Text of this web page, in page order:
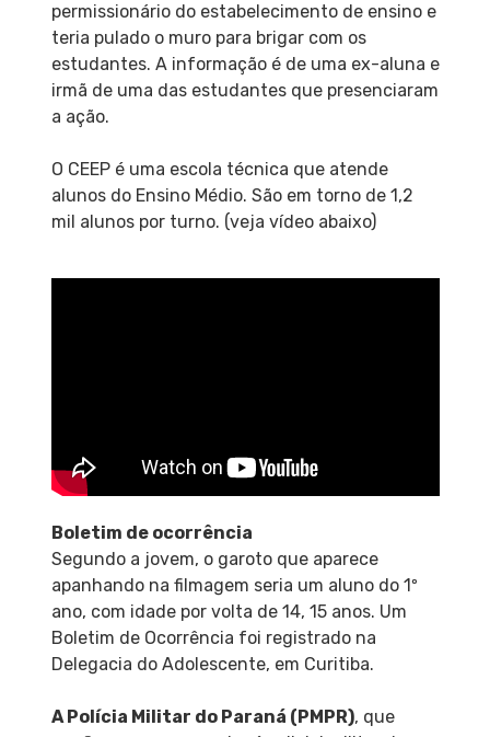
permissionário do estabelecimento de ensino e
teria pulado o muro para brigar com os
estudantes. A informação é de uma ex-aluna e
irmã de uma das estudantes que presenciaram
a ação.
O CEEP é uma escola técnica que atende
alunos do Ensino Médio. São em torno de 1,2
mil alunos por turno. (veja vídeo abaixo)
Boletim de ocorrência
Segundo a jovem, o garoto que aparece
apanhando na filmagem seria um aluno do 1º
ano, com idade por volta de 14, 15 anos. Um
Boletim de Ocorrência foi registrado na
Delegacia do Adolescente, em Curitiba.
A Polícia Militar do Paraná (PMPR), que